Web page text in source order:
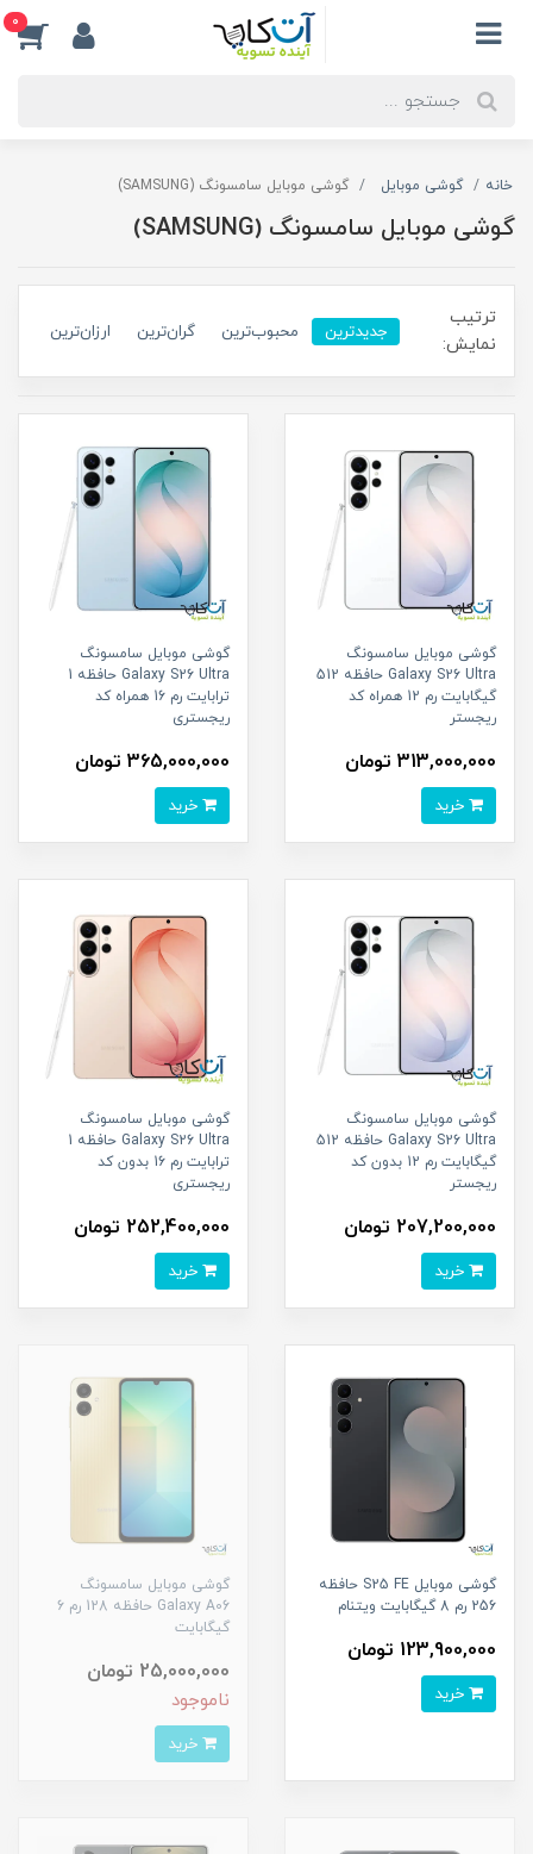
0
خانه گوشی موبایل گوشی موبایل سامسونگ (SAMSUNG)
گوشی موبایل سامسونگ (SAMSUNG)
ترتیب
نمایش:
جدیدترین محبوب‌ترین گران‌ترین ارزان‌ترین
گوشی موبایل سامسونگ
Galaxy S26 Ultra حافظه 512
گیگابایت رم 12 همراه کد
ریجستر
313,000,000 تومان
گوشی موبایل سامسونگ
Galaxy S26 Ultra حافظه 1
ترابایت رم 16 همراه کد
ریجستری
365,000,000 تومان
گوشی موبایل سامسونگ
Galaxy S26 Ultra حافظه 512
گیگابایت رم 12 بدون کد
ریجستر
207,200,000 تومان
گوشی موبایل سامسونگ
Galaxy S26 Ultra حافظه 1
ترابایت رم 16 بدون کد
ریجستری
252,400,000 تومان
گوشی موبایل S25 FE حافظه
256 رم 8 گیگابایت ویتنام
123,900,000 تومان
گوشی موبایل سامسونگ
Galaxy A06 حافظه 128 رم 6
گیگابایت
25,000,000 تومان
ناموجود